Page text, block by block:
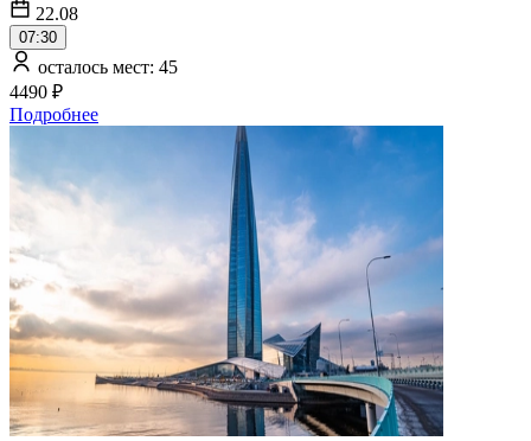
22.08
07:30
осталось мест: 45
4490 ₽
Подробнее